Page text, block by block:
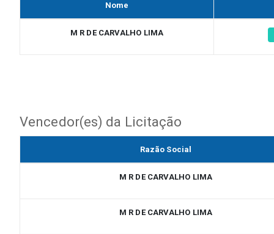
Nome
M R DE CARVALHO LIMA
Vencedor(es) da Licitação
Razão Social
M R DE CARVALHO LIMA
M R DE CARVALHO LIMA